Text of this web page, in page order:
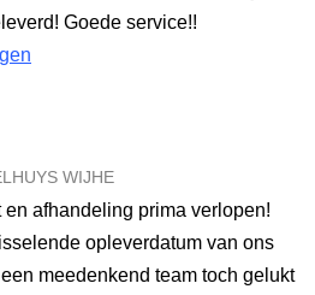
Goede service!!
WIJHE
en afhandeling prima verlopen!
opleverdatum van ons
meedenkend team toch gelukt